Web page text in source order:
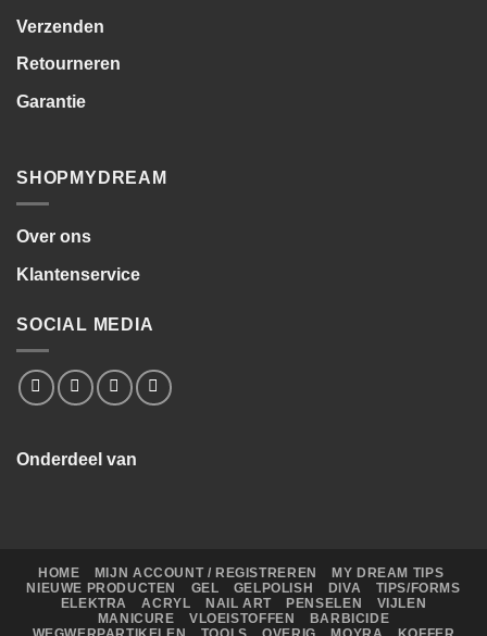
Verzenden
Retourneren
Garantie
SHOPMYDREAM
Over ons
Klantenservice
SOCIAL MEDIA
Onderdeel van
HOME MIJN ACCOUNT / REGISTREREN
MY DREAM TIPS
NIEUWE PRODUCTEN
GEL GELPOLISH DIVA
TIPS/FORMS
ELEKTRA
ACRYL NAIL ART PENSELEN
VIJLEN
MANICURE
VLOEISTOFFEN
BARBICIDE